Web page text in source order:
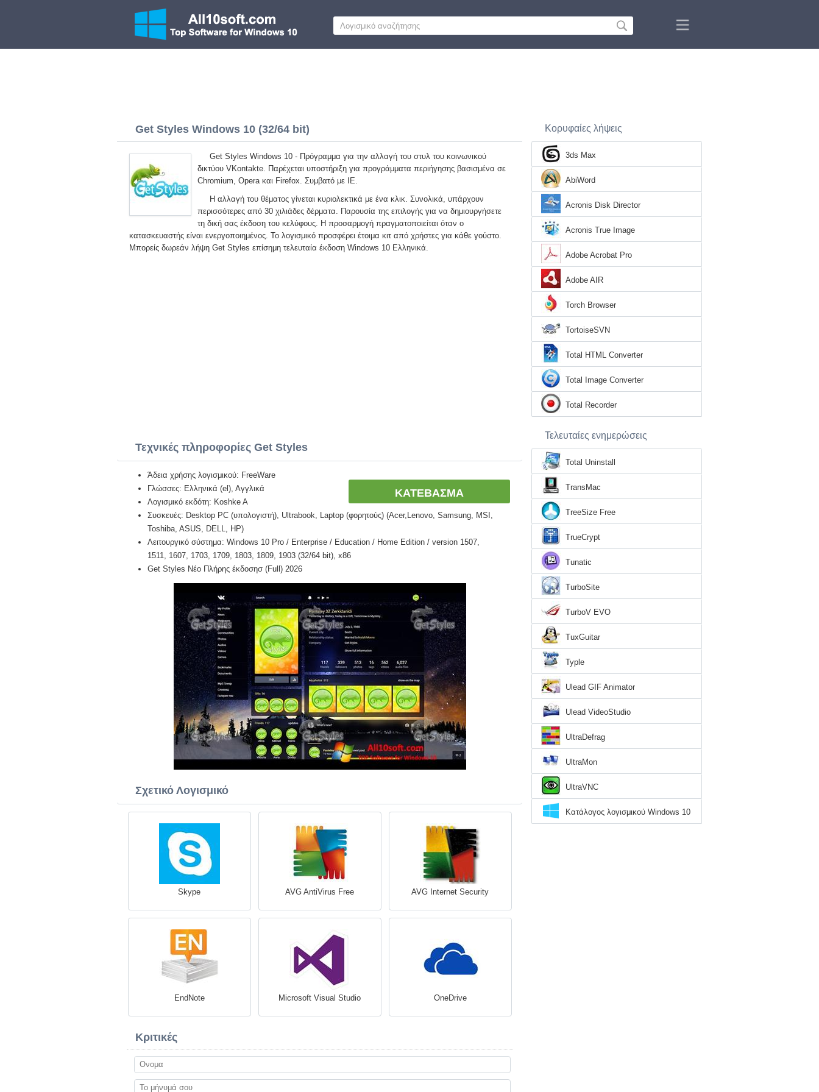
Get Styles Windows 10 (32/64 bit)
Get Styles Windows 10 - Πρόγραμμα για την αλλαγή του στυλ του κοινωνικού
δικτύου VKontakte. Παρέχεται υποστήριξη για προγράμματα περιήγησης βασισμένα σε
Chromium, Opera και Firefox. Συμβατό με IE.
Η αλλαγή του θέματος γίνεται κυριολεκτικά με ένα κλικ. Συνολικά, υπάρχουν
περισσότερες από 30 χιλιάδες δέρματα. Παρουσία της επιλογής για να δημιουργήσετε
τη δική σας έκδοση του κελύφους. Η προσαρμογή πραγματοποιείται όταν ο
κατασκευαστής είναι ενεργοποιημένος. Το λογισμικό προσφέρει έτοιμα κιτ από χρήστες για κάθε γούστο.
Μπορείς δωρεάν λήψη Get Styles επίσημη τελευταία έκδοση Windows 10 Ελληνικά.
Τεχνικές πληροφορίες Get Styles
ΚΑΤΕΒΑΣΜΑ
Άδεια χρήσης λογισμικού: FreeWare
Γλώσσες: Ελληνικά (el), Αγγλικά
Λογισμικό εκδότη: Koshke A
Συσκευές: Desktop PC (υπολογιστή), Ultrabook, Laptop (φορητούς) (Acer,Lenovo, Samsung, MSI,
Toshiba, ASUS, DELL, HP)
Λειτουργικό σύστημα: Windows 10 Pro / Enterprise / Education / Home Edition / version 1507,
1511, 1607, 1703, 1709, 1803, 1809, 1903 (32/64 bit), x86
Get Styles Νέο Πλήρης έκδοσησ (Full) 2026
Σχετικό Λογισμικό
Skype AVG AntiVirus Free AVG Internet Security
EndNote Microsoft Visual Studio OneDrive
Κριτικές
Κορυφαίες λήψεις
3ds Max
AbiWord
Acronis Disk Director
Acronis True Image
Adobe Acrobat Pro
Adobe AIR
Torch Browser
TortoiseSVN
Total HTML Converter
Total Image Converter
Total Recorder
Τελευταίες ενημερώσεις
Total Uninstall
TransMac
TreeSize Free
TrueCrypt
Tunatic
TurboSite
TurboV EVO
TuxGuitar
Typle
Ulead GIF Animator
Ulead VideoStudio
UltraDefrag
UltraMon
UltraVNC
Κατάλογος λογισμικού Windows 10